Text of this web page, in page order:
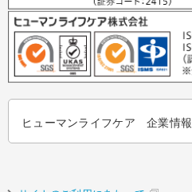
ヒューマンライフケア 企業情報